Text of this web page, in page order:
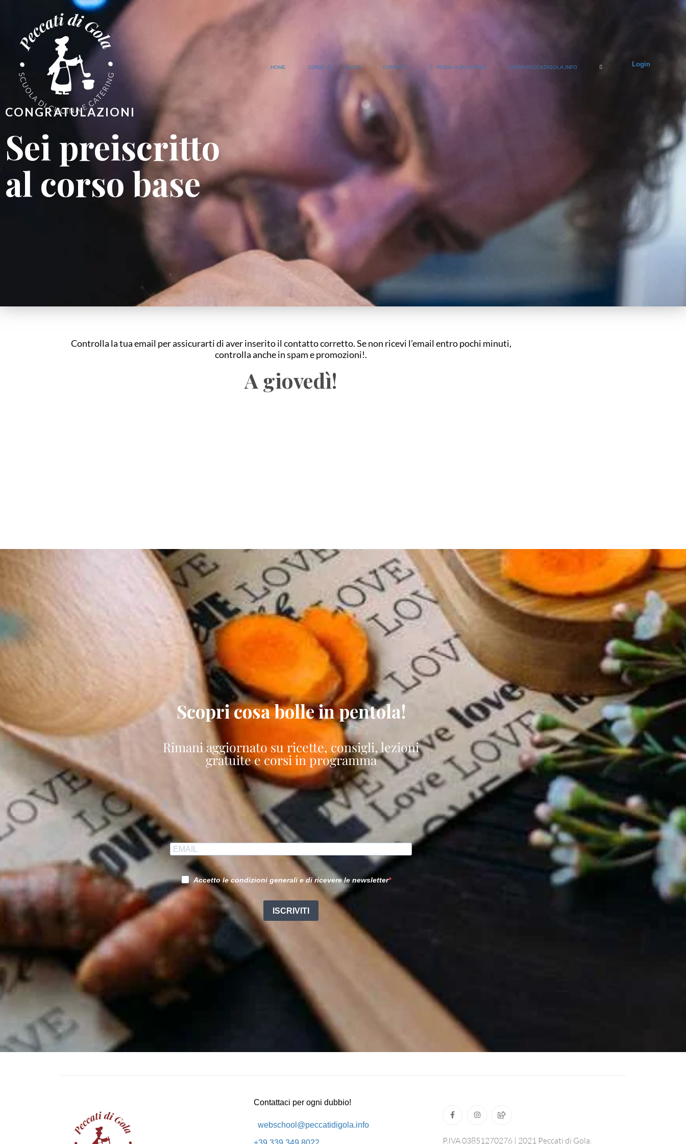
HOME CORSI BLOG CONTATTI REGALA UN CORSO VISITA PECCADIGOLA.INFO Login
CONGRATULAZIONI
Sei preiscritto
al corso base
Controlla la tua email per assicurarti di aver inserito il contatto corretto. Se non ricevi l’email entro pochi minuti,
controlla anche in spam e promozioni!.
A giovedì!
Scopri cosa bolle in pentola!
Rimani aggiornato su ricette, consigli, lezioni
gratuite e corsi in programma
Accetto le condizioni generali e di ricevere le newsletter
ISCRIVITI
Contattaci per ogni dubbio!
webschool@peccatidigola.info
P.IVA 03851270276 | 2021 Peccati di Gola.